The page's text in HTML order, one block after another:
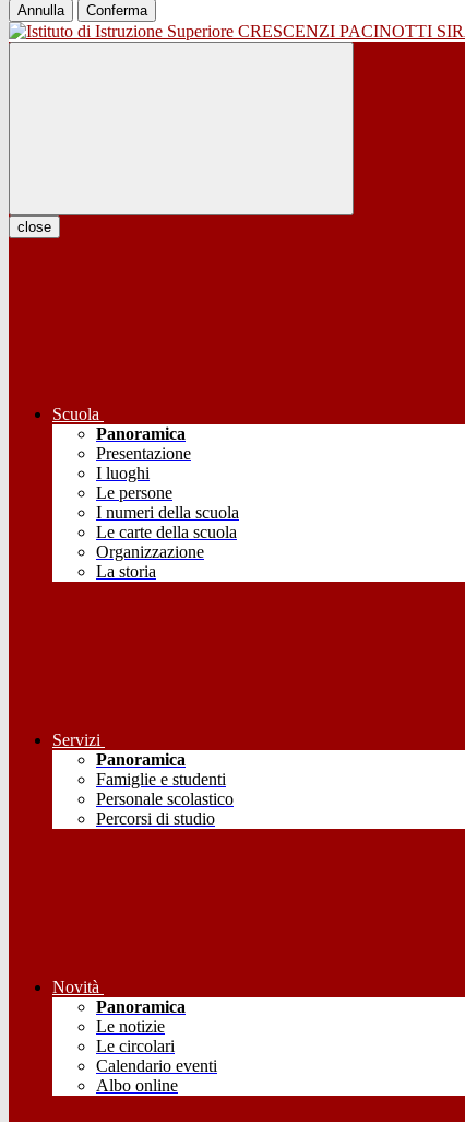
Annulla Conferma
close
Scuola
Panoramica
Presentazione
I luoghi
Le persone
I numeri della scuola
Le carte della scuola
Organizzazione
La storia
Servizi
Panoramica
Famiglie e studenti
Personale scolastico
Percorsi di studio
Novità
Panoramica
Le notizie
Le circolari
Calendario eventi
Albo online